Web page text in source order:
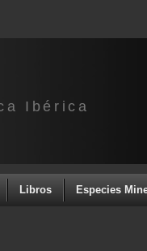
Ibérica
Libros Especies